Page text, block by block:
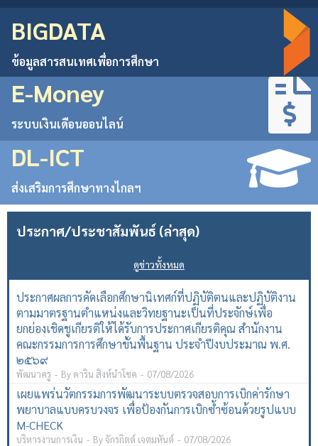
เด็กนรา เก่ง ดี มีความสุข
BIGDATA
ข้อมูลสารสนเทศเพื่อการศึกษา
E-Money
ระบบเงินเดือนออนไลน์
DL-ICT
ส่งเสริมการศึกษาทางไกลฯ
ประกาศ/ประชาสัมพันธ์ (ล่าสุด)
ดูข่าวทั้งหมด
ประกาศผลการคัดเลือกศึกษานิเทศก์ที่ปฏิบัติตนและปฏิบัติงาน
ตามมาตรฐานตำแหน่งและวิทยฐานะเป็นที่ประจักษ์เพื่อ
ยกย่องเชิดชูเกียรติให้ได้รับการประกาศเกียรติคุณ สำนักงาน
คณะกรรมการการศึกษาขั้นพื้นฐาน ประจำปีงบประมาณ พ.ศ.
๒๕๖๙
พัฒนาครู By ดาริน สิงห์นำโชค 07/08/2026
เผยแพร่นวัตกรรมการพัฒนาระบบตรวจสอบการเบิกค่ารักษา
พยาบาลแบบครบวงจร เพื่อป้องกันการเบิกซ้ำซ้อนด้วยรูปแบบ
M-CHECK
บริหารงานการเงิน Byจักรกิตต์ เจตมหันต์ 07/08/2026